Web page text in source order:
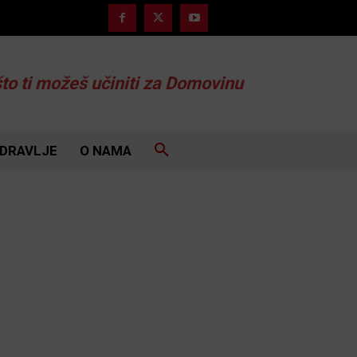
ti možeš učiniti za Domovinu
O NAMA